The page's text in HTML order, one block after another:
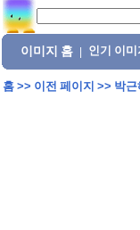
이미지 홈 인기 이미
홈>> 이전 페이지 >> 박근